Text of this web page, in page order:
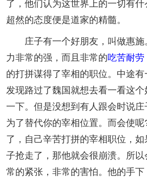
了，他们认为这世界上的一切有
超然的态度便是道家的精髓。
庄子有一个好朋友，叫做惠施
力非常的强，而且非常的吃苦耐劳
的打拼谋得了宰相的职位。中途有
发现路过了魏国就想去看一看这
一下。但是没想到有人跟会时说
为了替代你的宰相位置。而会使
了，自己辛苦打拼的宰相职位，
子抢走了，那他就会很崩溃。所
常的紧张，非常的害怕。他的手